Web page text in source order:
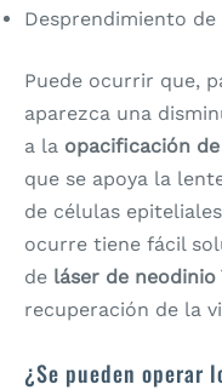
Desprendimiento de
Puede ocurrir que,
aparezca una
a la opacificación
que se apoya la
de células
ocurre tiene fácil
de láser de neodinio
recuperación de la
¿Se pueden operar